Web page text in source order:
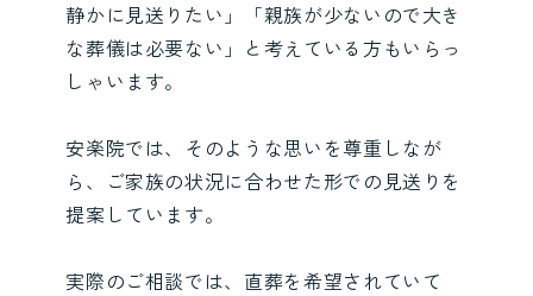
静かに見送りたい」「親族が少ないので大き
な葬儀は必要ない」と考えている方もいらっ
しゃいます。
安楽院では、そのような思いを尊重しなが
ら、ご家族の状況に合わせた形での見送りを
提案しています。
実際のご相談では、直葬を希望されていて